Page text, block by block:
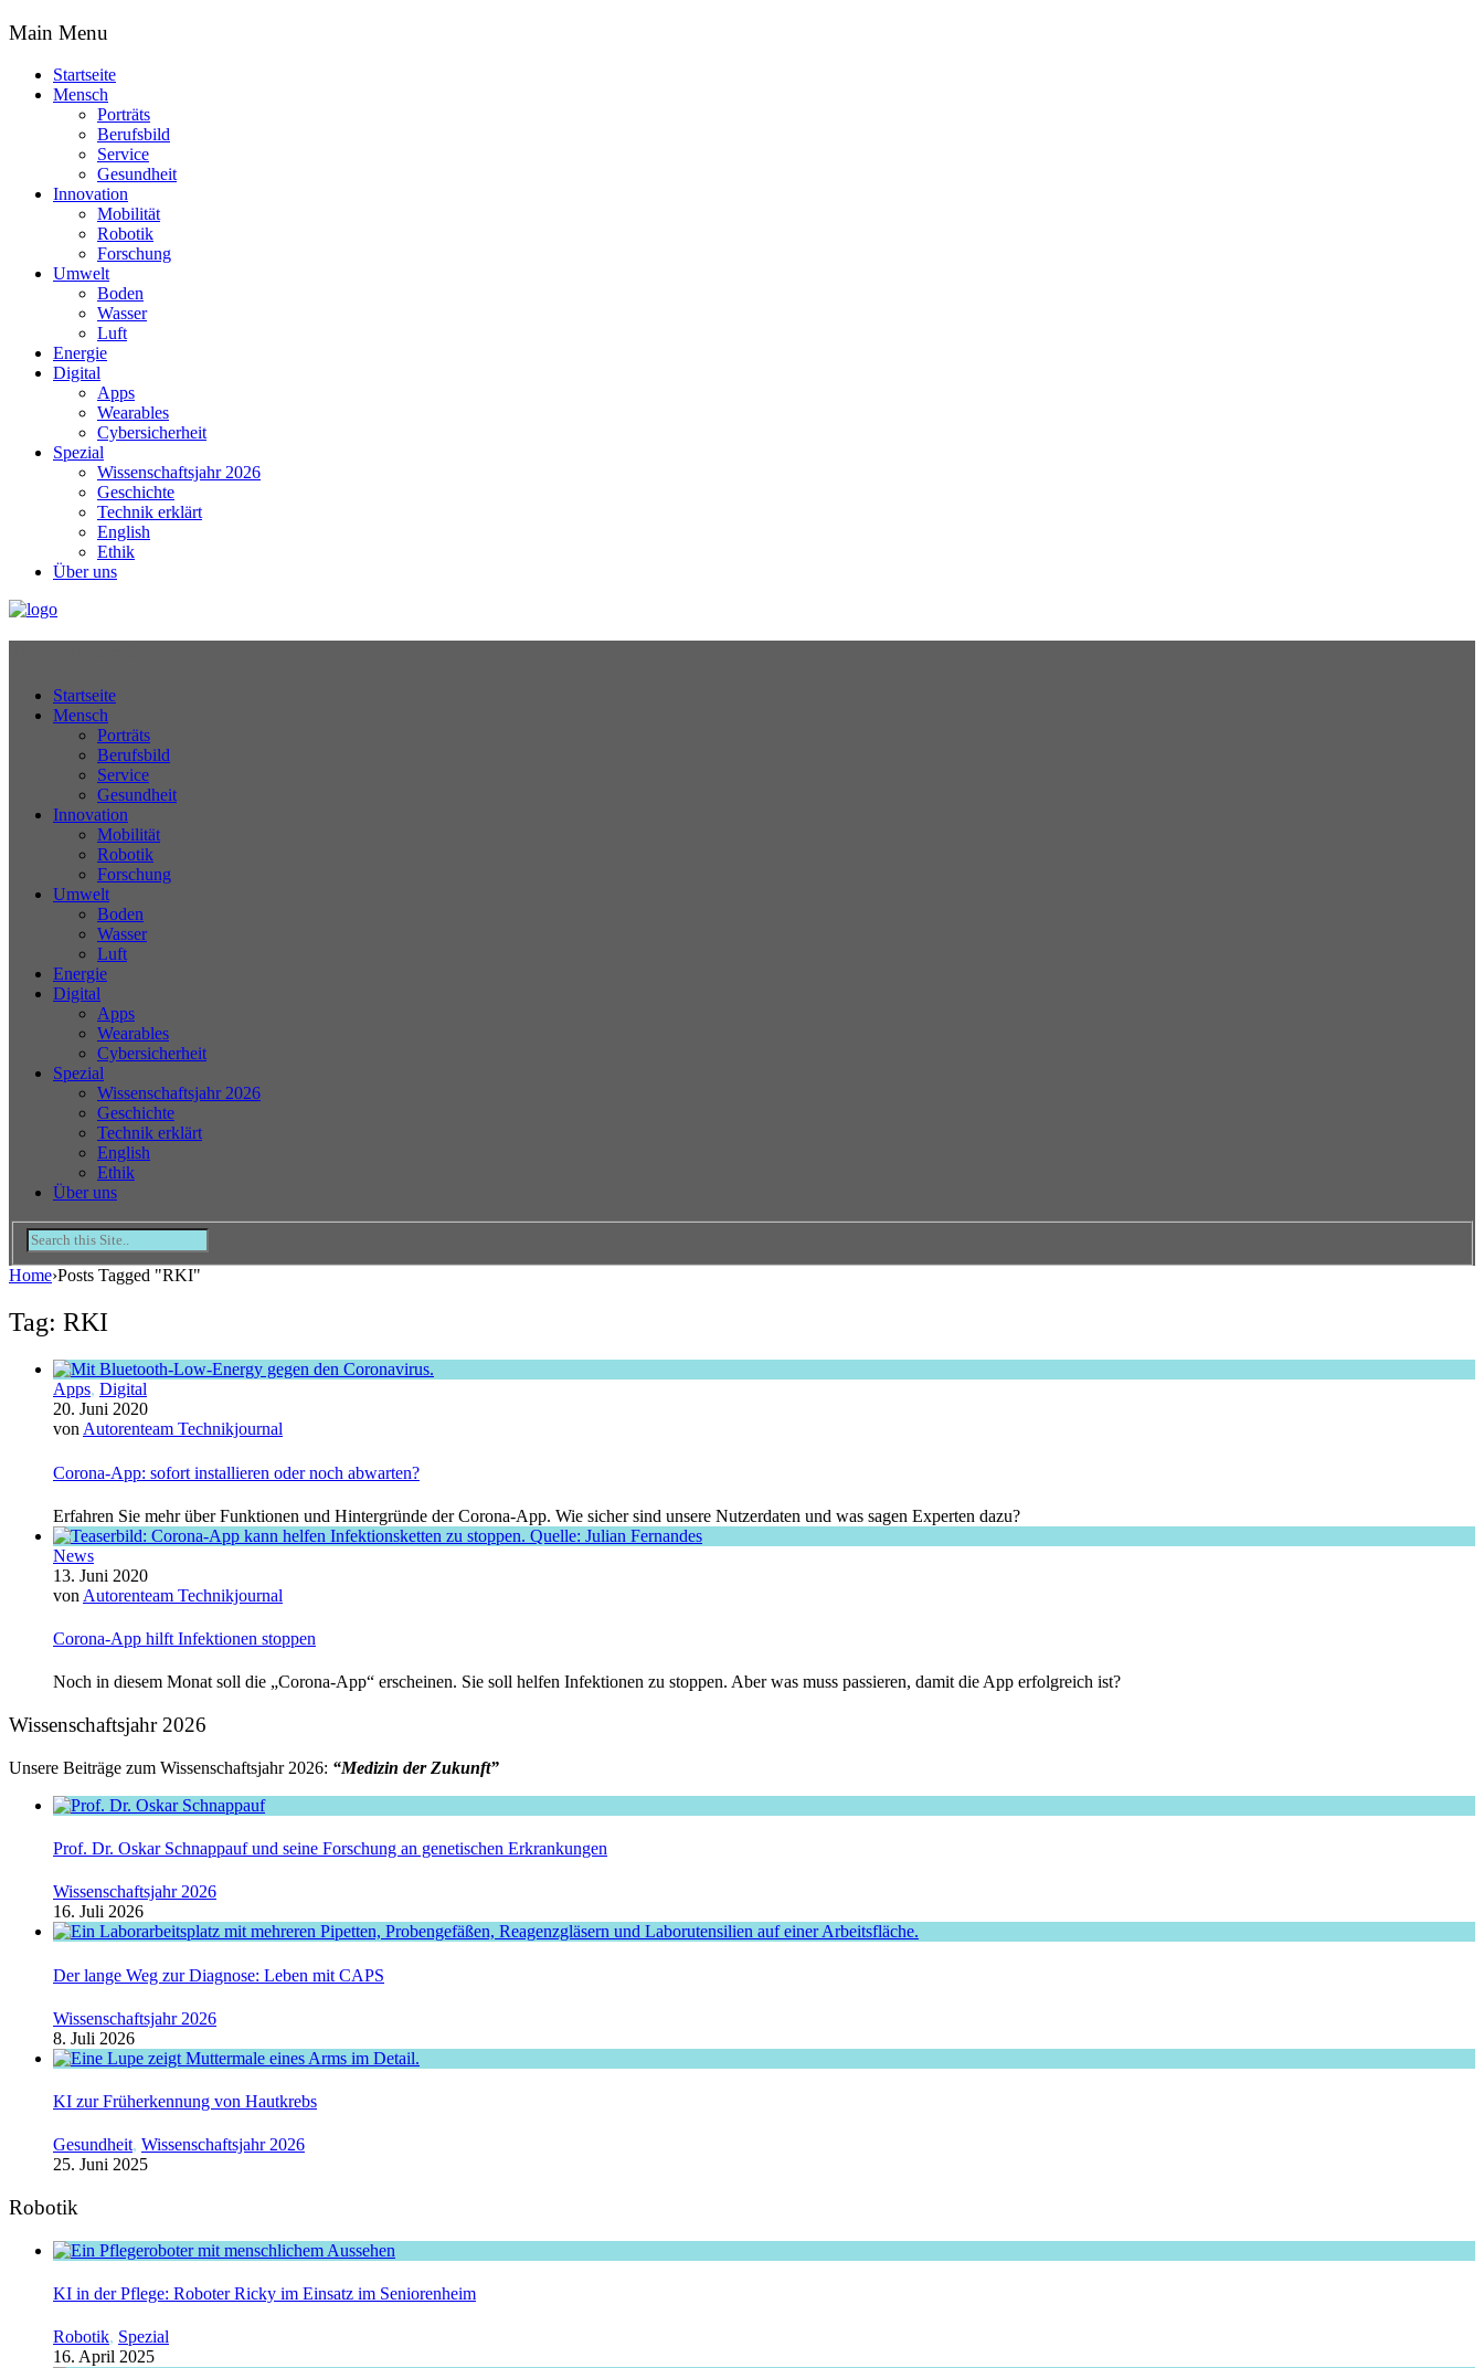
Main Menu
Startseite
Mensch
Porträts
Berufsbild
Service
Gesundheit
Innovation
Mobilität
Robotik
Forschung
Umwelt
Boden
Wasser
Luft
Energie
Digital
Apps
Wearables
Cybersicherheit
Spezial
Wissenschaftsjahr 2026
Geschichte
Technik erklärt
English
Ethik
Über uns
Startseite
Mensch
Porträts
Berufsbild
Service
Gesundheit
Innovation
Mobilität
Robotik
Forschung
Umwelt
Boden
Wasser
Luft
Energie
Digital
Apps
Wearables
Cybersicherheit
Spezial
Wissenschaftsjahr 2026
Geschichte
Technik erklärt
English
Ethik
Über uns
Home›Posts Tagged "RKI"
Tag: RKI
Apps, Digital
20. Juni 2020
von Autorenteam Technikjournal
Corona-App: sofort installieren oder noch abwarten?
Erfahren Sie mehr über Funktionen und Hintergründe der Corona-App. Wie sicher sind unsere Nutzerdaten und was sagen Experten dazu?
News
13. Juni 2020
von Autorenteam Technikjournal
Corona-App hilft Infektionen stoppen
Noch in diesem Monat soll die „Corona-App“ erscheinen. Sie soll helfen Infektionen zu stoppen. Aber was muss passieren, damit die App erfolgreich ist?
Wissenschaftsjahr 2026
Unsere Beiträge zum Wissenschaftsjahr 2026: “Medizin der Zukunft”
Prof. Dr. Oskar Schnappauf und seine Forschung an genetischen Erkrankungen
Wissenschaftsjahr 2026
16. Juli 2026
Der lange Weg zur Diagnose: Leben mit CAPS
Wissenschaftsjahr 2026
8. Juli 2026
KI zur Früherkennung von Hautkrebs
Gesundheit, Wissenschaftsjahr 2026
25. Juni 2025
Robotik
KI in der Pflege: Roboter Ricky im Einsatz im Seniorenheim
Robotik, Spezial
16. April 2025